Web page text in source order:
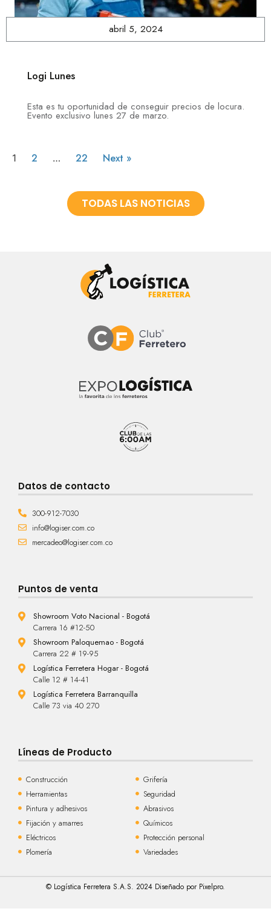
abril 5, 2024
Logi Lunes
Esta es tu oportunidad de conseguir precios de locura.
Evento exclusivo lunes 27 de marzo.
1 2 … 22 Next »
TODAS LAS NOTICIAS
Datos de contacto
300-912-7030
info@logiser.com.co
mercadeo@logiser.com.co
Puntos de venta
Showroom Voto Nacional - Bogotá
Carrera 16 #12-50
Showroom Paloquemao - Bogotá
Carrera 22 # 19-95
Logística Ferretera Hogar - Bogotá
Calle 12 # 14-41
Logística Ferretera Barranquilla
Calle 73 via 40 270
Líneas de Producto
Construcción
Herramientas
Pintura y adhesivos
Fijación y amarres
Eléctricos
Plomería
Grifería
Seguridad
Abrasivos
Químicos
Protección personal
Variedades
© Logística Ferretera S.A.S. 2024 Diseñado por Pixelpro.